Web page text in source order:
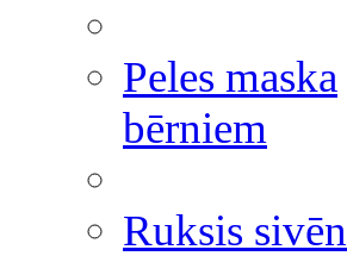
Peles maska
bērniem
Ruksis